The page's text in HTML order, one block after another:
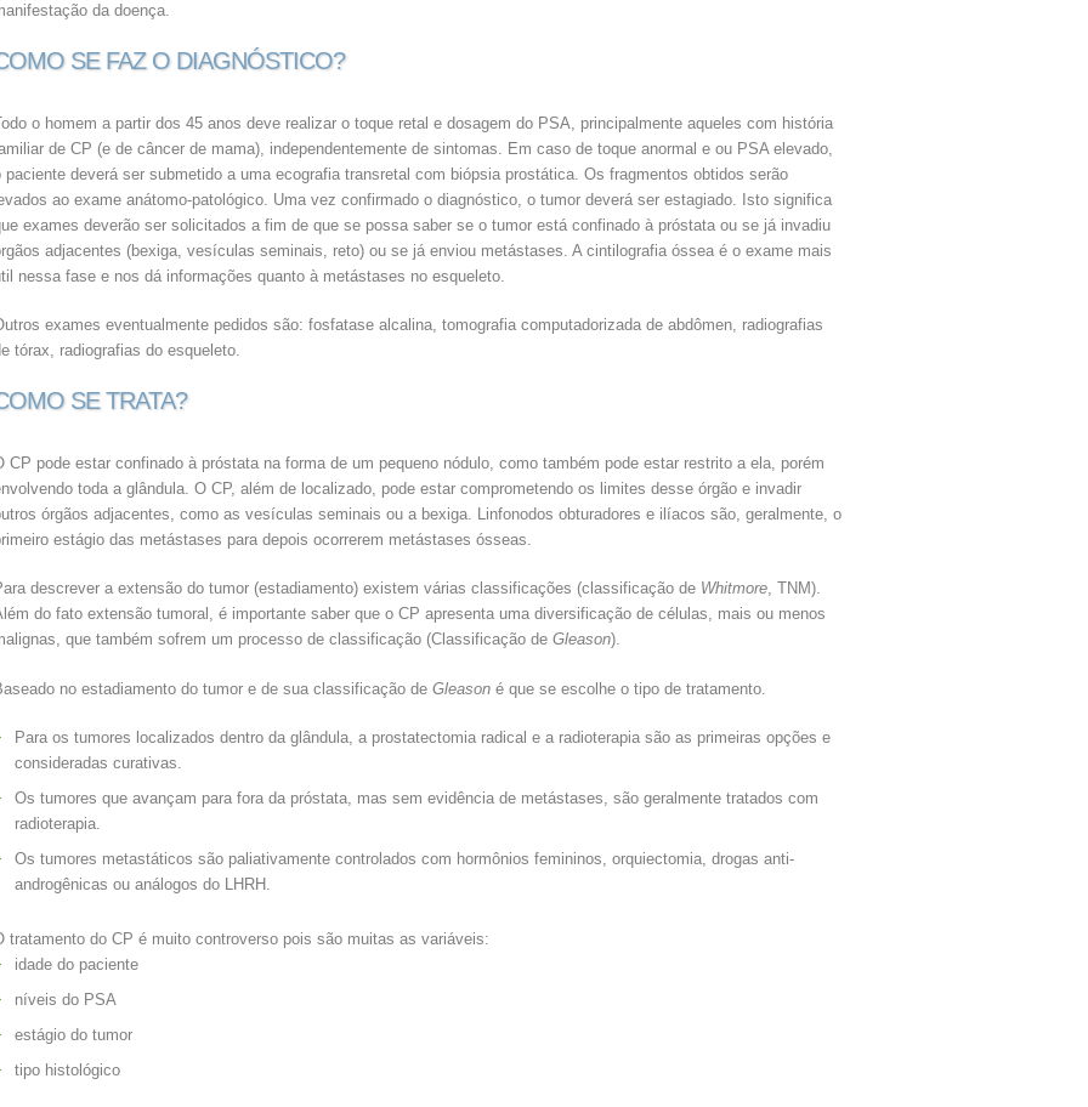
da doença.
SE FAZ O DIAGNÓSTICO?
o homem a partir dos 45 anos deve realizar o toque retal e dosagem do PSA, principalmente aqueles com história
de CP (e de câncer de mama), independentemente de sintomas. Em caso de toque anormal e ou PSA elevado,
paciente deverá ser submetido a uma ecografia transretal com biópsia prostática. Os fragmentos obtidos serão
ao exame anátomo-patológico. Uma vez confirmado o diagnóstico, o tumor deverá ser estagiado. Isto significa
exames deverão ser solicitados a fim de que se possa saber se o tumor está confinado à próstata ou se já invadiu
adjacentes (bexiga, vesículas seminais, reto) ou se já enviou metástases. A cintilografia óssea é o exame mais
nessa fase e nos dá informações quanto à metástases no esqueleto.
exames eventualmente pedidos são: fosfatase alcalina, tomografia computadorizada de abdômen, radiografias
tórax, radiografias do esqueleto.
SE TRATA?
CP pode estar confinado à próstata na forma de um pequeno nódulo, como também pode estar restrito a ela, porém
toda a glândula. O CP, além de localizado, pode estar comprometendo os limites desse órgão e invadir
órgãos adjacentes, como as vesículas seminais ou a bexiga. Linfonodos obturadores e ilíacos são, geralmente, o
estágio das metástases para depois ocorrerem metástases ósseas.
descrever a extensão do tumor (estadiamento) existem várias classificações (classificação de Whitmore, TNM).
do fato extensão tumoral, é importante saber que o CP apresenta uma diversificação de células, mais ou menos
que também sofrem um processo de classificação (Classificação de Gleason).
no estadiamento do tumor e de sua classificação de Gleason é que se escolhe o tipo de tratamento.
Para os tumores localizados dentro da glândula, a prostatectomia radical e a radioterapia são as primeiras opções e
consideradas curativas.
Os tumores que avançam para fora da próstata, mas sem evidência de metástases, são geralmente tratados com
radioterapia.
Os tumores metastáticos são paliativamente controlados com hormônios femininos, orquiectomia, drogas anti-
androgênicas ou análogos do LHRH.
tratamento do CP é muito controverso pois são muitas as variáveis:
idade do paciente
níveis do PSA
estágio do tumor
tipo histológico